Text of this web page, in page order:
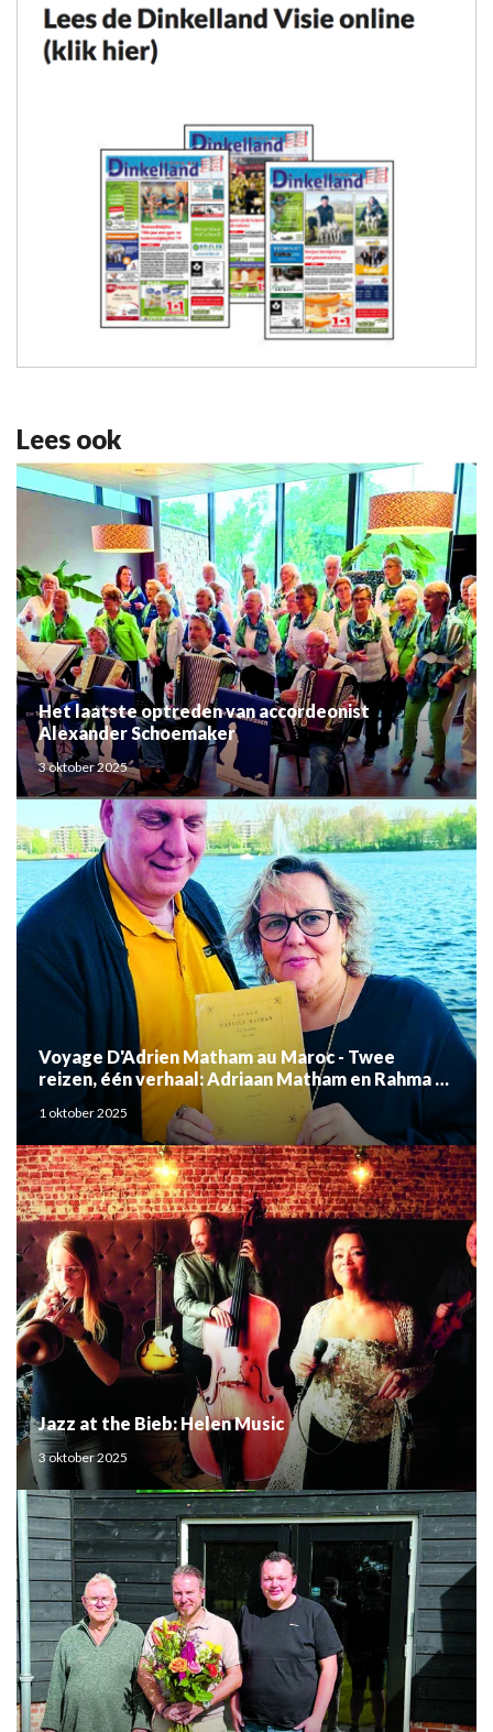
Lees ook
Het laatste optreden van accordeonist
Alexander Schoemaker
3 oktober 2025
Voyage D'Adrien Matham au Maroc - Twee
reizen, één verhaal: Adriaan Matham en Rahma el
Mouden
1 oktober 2025
Jazz at the Bieb: Helen Music
3 oktober 2025